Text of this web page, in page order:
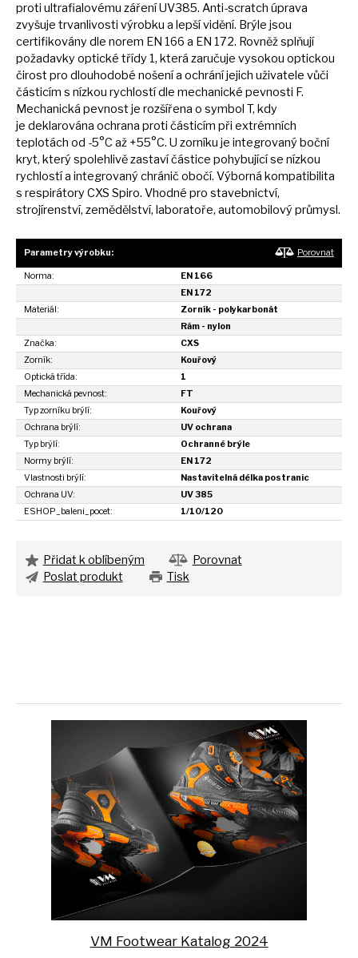
proti ultrafialovému záření UV385. Anti-scratch úprava
zvyšuje trvanlivosti výrobku a lepší vidění. Brýle jsou
certifikovány dle norem EN 166 a EN 172. Rovněž splňují
požadavky optické třídy 1, která zaručuje vysokou optickou
čirost pro dlouhodobé nošenía ochrání jejich uživatele vůči
částicím s nízkou rychlostí dle mechanické pevnosti F.
Mechanická pevnostje rozšířena o symbol T, kdy
je deklarována ochrana proti částicím při extrémních
teplotách od -5°C až +55°C. U zorníku je integrovaný boční
kryt, který spolehlivě zastaví částice pohybujícíse nízkou
rychlostía integrovaný chránič obočí. Výborná kompatibilita
s respirátory CXS Spiro. Vhodné pro stavebnictví,
strojírenství, zemědělství, laboratoře, automobilový průmysl.
Parametry výrobku: Porovnat
Norma:
EN 166
EN 172
Materiál:
Zorník - polykarbonát
Rám - nylon
Značka:
CXS
Zorník:
Kouřový
Optická třída:
1
Mechanická pevnost:
FT
Typ zorníku brýlí:
Kouřový
Ochrana brýlí:
UV ochrana
Typ brýlí:
Ochranné brýle
Normy brýlí:
EN 172
Vlastnosti brýlí:
Nastavitelná délka postranic
Ochrana UV:
UV 385
ESHOP_baleni_pocet:
1/10/120
Přidat k oblíbeným
Porovnat
Poslat produkt
Tisk
VM Footwear Katalog 2024